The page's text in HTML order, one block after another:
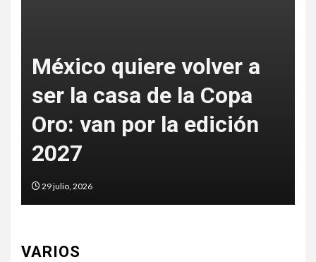
volver a
la Copa
edición
México hace
perfecto: oro
VARIOS